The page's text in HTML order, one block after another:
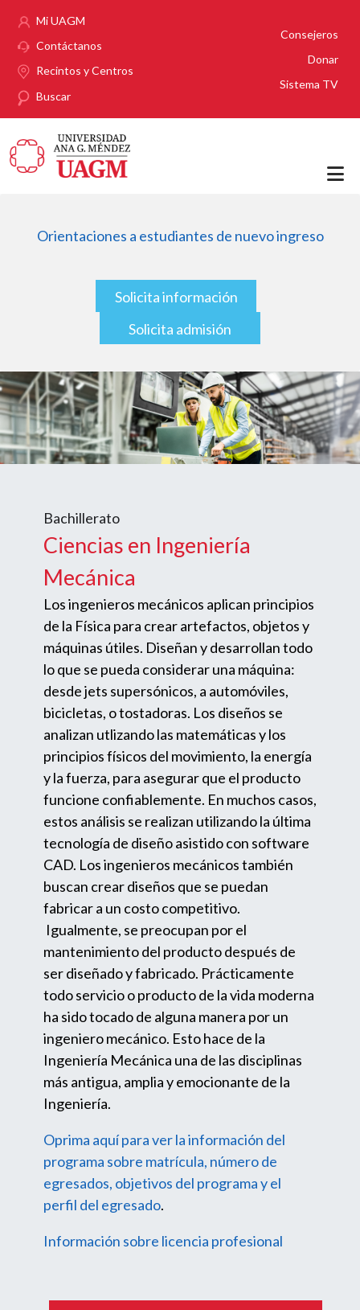
Mi UAGM
Contáctanos
Recintos y Centros
Buscar
Consejeros
Donar
Sistema TV
Orientaciones a estudiantes de nuevo ingreso
Solicita información
Solicita admisión
Bachillerato
Ciencias en Ingeniería
Mecánica
Los ingenieros mecánicos aplican principios
de la Física para crear artefactos, objetos y
máquinas útiles. Diseñan y desarrollan todo
lo que se pueda considerar una máquina:
desde jets supersónicos, a automóviles,
bicicletas, o tostadoras. Los diseños se
analizan utlizando las matemáticas y los
principios físicos del movimiento, la energía
y la fuerza, para asegurar que el producto
funcione confiablemente. En muchos casos,
estos análisis se realizan utilizando la última
tecnología de diseño asistido con software
CAD. Los ingenieros mecánicos también
buscan crear diseños que se puedan
fabricar a un costo competitivo.
Igualmente, se preocupan por el
mantenimiento del producto después de
ser diseñado y fabricado. Prácticamente
todo servicio o producto de la vida moderna
ha sido tocado de alguna manera por un
ingeniero mecánico. Esto hace de la
Ingeniería Mecánica una de las disciplinas
más antigua, amplia y emocionante de la
Ingeniería.
Oprima aquí para ver la información del
programa sobre matrícula, número de
egresados, objetivos del programa y el
perfil del egresado.
Información sobre licencia profesional